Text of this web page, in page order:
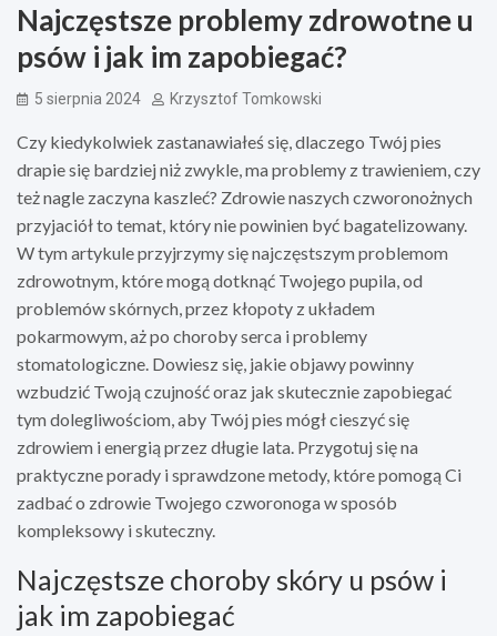
Najczęstsze problemy zdrowotne u
psów i jak im zapobiegać?
5 sierpnia 2024 Krzysztof Tomkowski
Czy kiedykolwiek zastanawiałeś się, dlaczego Twój pies
drapie się bardziej niż zwykle, ma problemy z trawieniem, czy
też nagle zaczyna kaszleć? Zdrowie naszych czworonożnych
przyjaciół to temat, który nie powinien być bagatelizowany.
W tym artykule przyjrzymy się najczęstszym problemom
zdrowotnym, które mogą dotknąć Twojego pupila, od
problemów skórnych, przez kłopoty z układem
pokarmowym, aż po choroby serca i problemy
stomatologiczne. Dowiesz się, jakie objawy powinny
wzbudzić Twoją czujność oraz jak skutecznie zapobiegać
tym dolegliwościom, aby Twój pies mógł cieszyć się
zdrowiem i energią przez długie lata. Przygotuj się na
praktyczne porady i sprawdzone metody, które pomogą Ci
zadbać o zdrowie Twojego czworonoga w sposób
kompleksowy i skuteczny.
Najczęstsze choroby skóry u psów i
jak im zapobiegać